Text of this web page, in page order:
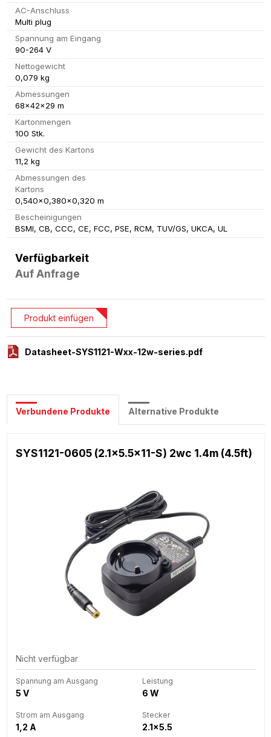
AC-Anschluss
Multi plug
Spannung am Eingang
90-264 V
Nettogewicht
0,079 kg
Abmessungen
68x42x29 m
Kartonmengen
100 Stk.
Gewicht des Kartons
11,2 kg
Abmessungen des
Kartons
0,540x0,380x0,320 m
Bescheinigungen
BSMI, CB, CCC, CE, FCC, PSE, RCM, TUV/GS, UKCA, UL
Verfügbarkeit
Auf Anfrage
Datasheet-SYS1121-Wxx-12w-series.pdf
Produkt einfügen
Verbundene Produkte Alternative Produkte
SYS1121-0605 (2.1x5.5x11-S) 2wc 1.4m (4.5ft)
Nicht verfügbar
Spannung am Ausgang
5 V
Leistung
6 W
Strom am Ausgang
1,2 A
Stecker
2.1x5.5